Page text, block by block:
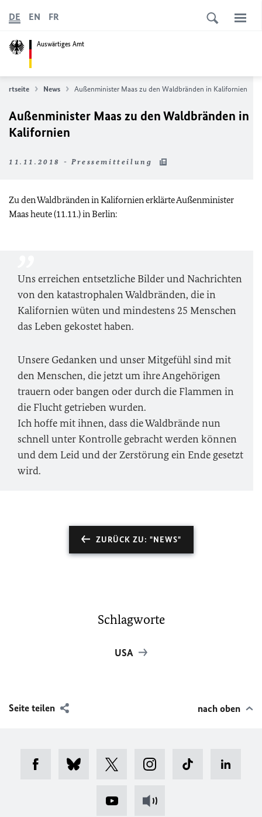
Auswärtiges Amt
DE EN FR
News Außenminister Maas zu den Waldbränden in Kalifornien
Außenminister Maas zu den Waldbränden in
Kalifornien
11.11.2018 - Pressemitteilung
Zu den Waldbränden in Kalifornien erklärte Außenminister
Maas heute (11.11.) in Berlin:
Uns erreichen entsetzliche Bilder und Nachrichten
von den katastrophalen Waldbränden, die in
Kalifornien wüten und mindestens 25 Menschen
das Leben gekostet haben.
Unsere Gedanken und unser Mitgefühl sind mit
den Menschen, die jetzt um ihre Angehörigen
trauern oder bangen oder durch die Flammen in
die Flucht getrieben wurden.
Ich hoffe mit ihnen, dass die Waldbrände nun
schnell unter Kontrolle gebracht werden können
und dem Leid und der Zerstörung ein Ende gesetzt
wird.
ZURÜCK ZU: "NEWS"
Schlagworte
USA
Seite teilen nach oben